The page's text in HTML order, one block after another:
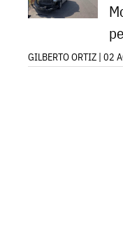
GILBERTO ORTIZ | 02